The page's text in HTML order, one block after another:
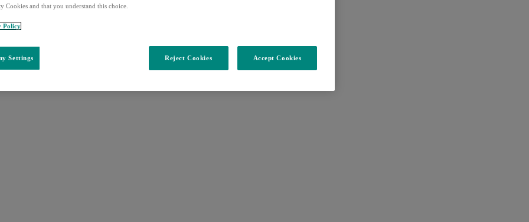
Cookies and that you understand this choice.
Policy
Settings Reject Cookies Accept Cookies